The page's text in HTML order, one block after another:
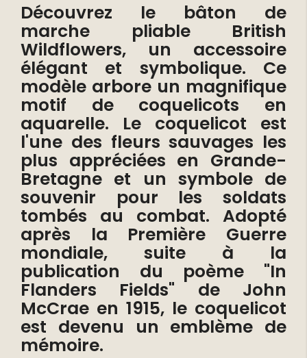
Découvrez le bâton de
marche pliable British
Wildflowers, un accessoire
élégant et symbolique. Ce
modèle arbore un magnifique
motif de coquelicots en
aquarelle. Le coquelicot est
l'une des fleurs sauvages les
plus appréciées en Grande-
Bretagne et un symbole de
souvenir pour les soldats
tombés au combat. Adopté
après la Première Guerre
mondiale, suite à la
publication du poème "In
Flanders Fields" de John
McCrae en 1915, le coquelicot
est devenu un emblème de
mémoire.